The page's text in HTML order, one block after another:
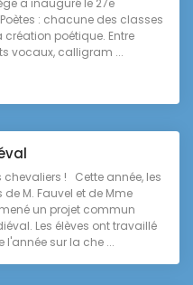
a inauguré le 27e
: chacune des classes
création poétique. Entre
vocaux, calligram ...
chevaliers ! Cette année, les
M. Fauvel et de Mme
un projet commun
Les élèves ont travaillé
sur la che ...